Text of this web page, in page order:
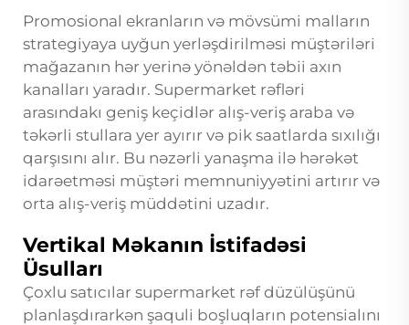
Promosional ekranların və mövsümi malların
strategiyaya uyğun yerləşdirilməsi müştəriləri
mağazanın hər yerinə yönəldən təbii axın
kanalları yaradır. Supermarket rəfləri
arasındakı geniş keçidlər alış-veriş araba və
təkərli stullara yer ayırır və pik saatlarda sıxılığı
qarşısını alır. Bu nəzərli yanaşma ilə hərəkət
idarəetməsi müştəri memnuniyyətini artırır və
orta alış-veriş müddətini uzadır.
Vertikal Məkanın İstifadəsi
Üsulları
Çoxlu satıcılar supermarket rəf düzülüşünü
planlaşdırarkən şaquli boşluqların potensialını